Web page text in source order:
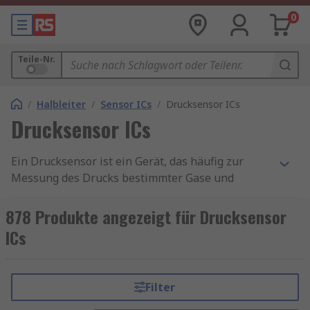
0
Teile-Nr.
/ Halbleiter / Sensor ICs / Drucksensor ICs
Drucksensor ICs
Ein Drucksensor ist ein Gerät, das häufig zur
Messung des Drucks bestimmter Gase und
integrierter Schaltkreis ist ein Gerät, das in der
Elektronik üblicherweise in Form eines
Schaltkreises auf einem kleinen flachen Stück
RS Components bieten wir drei Haupttypen von
Drucksensoren-ICs an: Absolutdruck-ICs,
878 Produkte angezeigt für Drucksensor
ICs
Filter